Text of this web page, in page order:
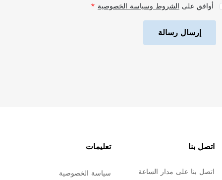
أوافق على الشروط وسياسة الخصوصية
إرسال رسالة
اتصل بنا
اتصل بنا على مدار الساعة
تعليمات
سياسة الخصوصية